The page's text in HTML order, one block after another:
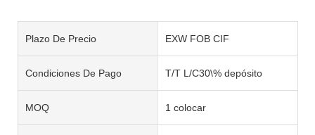
Plazo De Precio EXW FOB CIF
Condiciones De Pago T/T L/C30\% depósito
MOQ 1 colocar